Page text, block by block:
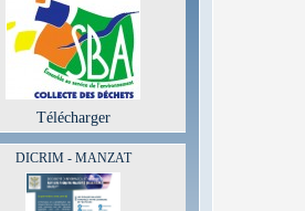
Télécharger
DICRIM - MANZAT